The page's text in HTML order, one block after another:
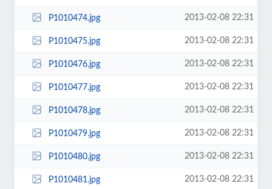
P1010474.jpg 2013-02-08 22:31
P1010475.jpg 2013-02-08 22:31
P1010476.jpg 2013-02-08 22:31
P1010477.jpg 2013-02-08 22:31
P1010478.jpg 2013-02-08 22:31
P1010479.jpg 2013-02-08 22:31
P1010480.jpg 2013-02-08 22:31
P1010481.jpg 2013-02-08 22:31